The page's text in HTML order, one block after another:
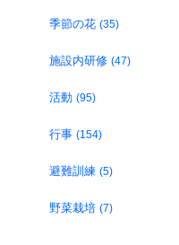
季節の花 (35)
施設内研修 (47)
活動 (95)
行事 (154)
避難訓練 (5)
野菜栽培 (7)